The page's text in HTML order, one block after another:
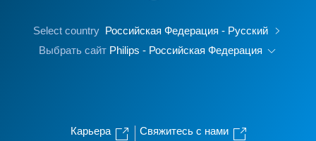
Select country Российская Федерация - Русский
Выбрать сайт Philips - Российская Федерация
Карьера
Свяжитесь с нами